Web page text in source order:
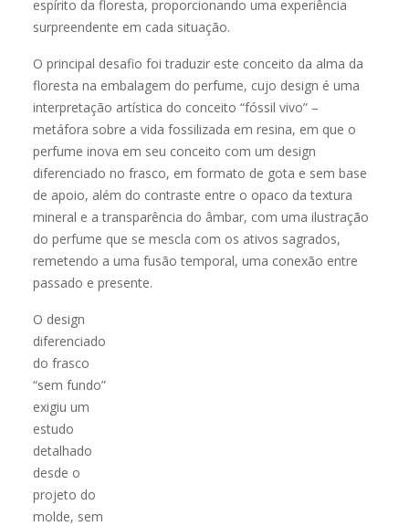
espírito da floresta, proporcionando uma experiência
surpreendente em cada situação.
O principal desafio foi traduzir este conceito da alma da
floresta na embalagem do perfume, cujo design é uma
interpretação artística do conceito “fóssil vivo” –
metáfora sobre a vida fossilizada em resina, em que o
perfume inova em seu conceito com um design
diferenciado no frasco, em formato de gota e sem base
de apoio, além do contraste entre o opaco da textura
mineral e a transparência do âmbar, com uma ilustração
do perfume que se mescla com os ativos sagrados,
remetendo a uma fusão temporal, uma conexão entre
passado e presente.
O design
diferenciado
do frasco
“sem fundo”
exigiu um
estudo
detalhado
desde o
projeto do
molde, sem